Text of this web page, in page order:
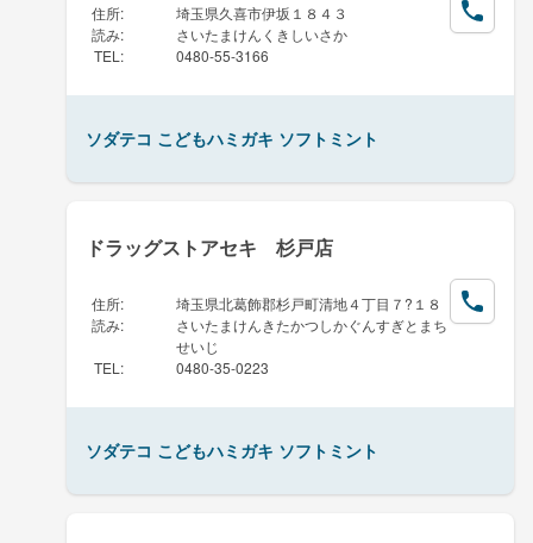
住所:
埼玉県久喜市伊坂１８４３
読み:
さいたまけんくきしいさか
TEL : 0480-55-3166
ソダテコ こどもハミガキ ソフトミント
ドラッグストアセキ 杉戸店
住所:
埼玉県北葛飾郡杉戸町清地４丁目７?１８
読み:
さいたまけんきたかつしかぐんすぎとまち
せいじ
TEL : 0480-35-0223
ソダテコ こどもハミガキ ソフトミント